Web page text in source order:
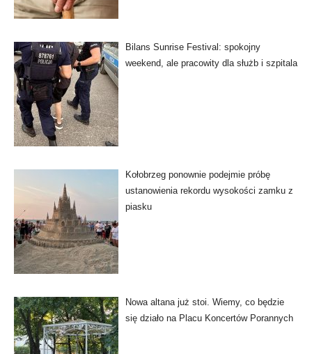
Bilans Sunrise Festival: spokojny
weekend, ale pracowity dla służb i szpitala
Kołobrzeg ponownie podejmie próbę
ustanowienia rekordu wysokości zamku z
piasku
Nowa altana już stoi. Wiemy, co będzie
się działo na Placu Koncertów Porannych